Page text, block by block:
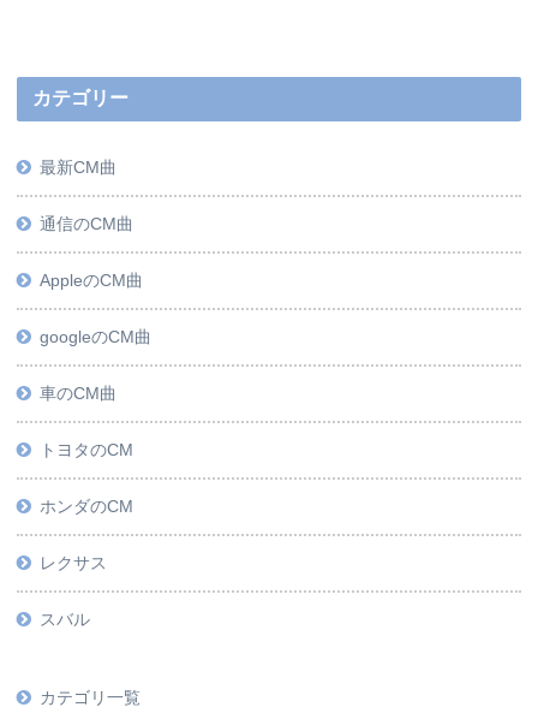
カテゴリー
最新CM曲
通信のCM曲
AppleのCM曲
googleのCM曲
車のCM曲
トヨタのCM
ホンダのCM
レクサス
スバル
カテゴリ一覧